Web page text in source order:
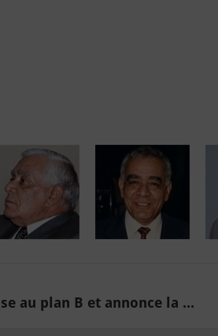
au plan B et annonce la ...